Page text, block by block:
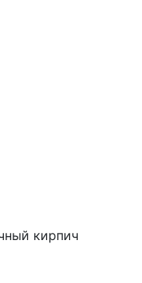
кирпич